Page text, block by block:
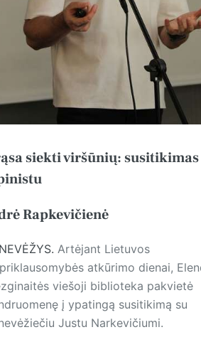
siekti viršūnių: susitikimas
Rapkevičienė
Artėjant Lietuvos
atkūri­mo die­nai,
viešoji biblioteka pakvietė
į ypatingą susitikimą su
Justu Narkevičiumi.